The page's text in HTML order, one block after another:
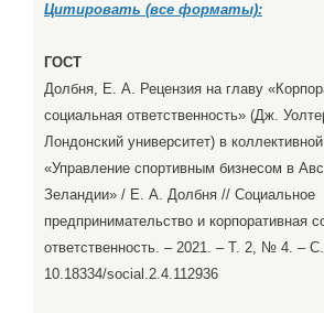
Цитировать (все форматы):
ГОСТ
Долбня, Е. А. Рецензия на главу
социальная ответственность» (Дж.
Лондонский университет) в
«Управление спортивным бизнесом в
Зеландии» / Е. А. Долбня // Социальное
предпринимательство и корпоративная
ответственность. – 2021. – Т. 2, № 4. – С.
10.18334/social.2.4.112936